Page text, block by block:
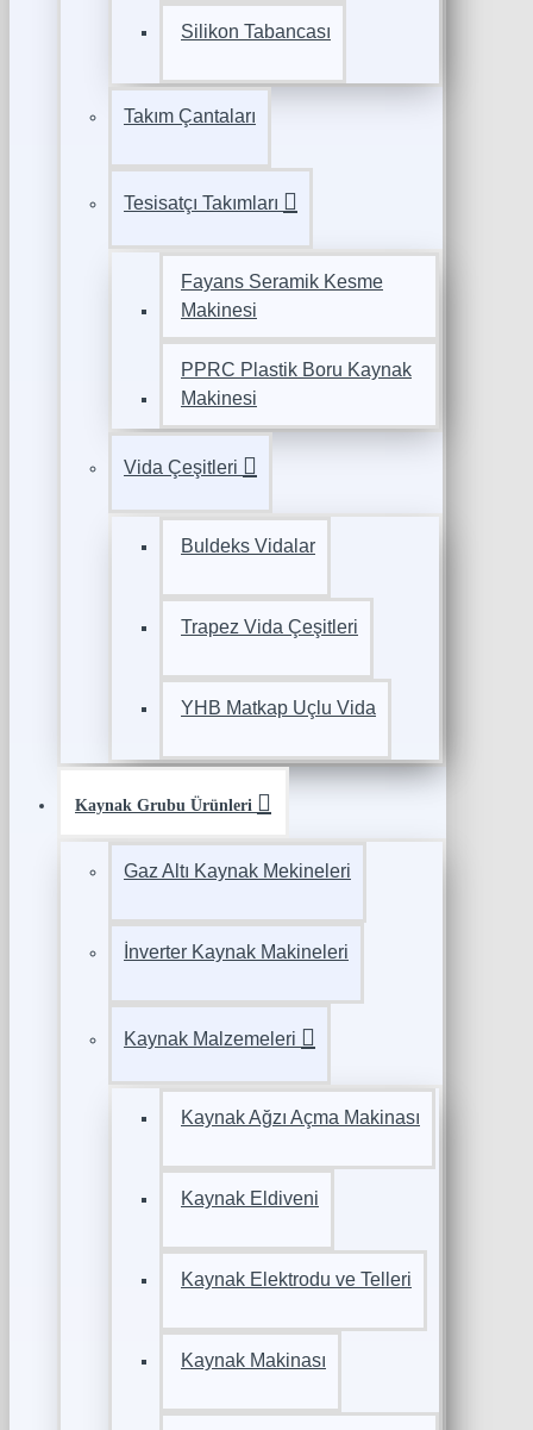
Silikon Tabancası
Takım Çantaları
Tesisatçı Takımları
Fayans Seramik Kesme
Makinesi
PPRC Plastik Boru Kaynak
Makinesi
Vida Çeşitleri
Buldeks Vidalar
Trapez Vida Çeşitleri
YHB Matkap Uçlu Vida
Kaynak Grubu Ürünleri
Gaz Altı Kaynak Mekineleri
İnverter Kaynak Makineleri
Kaynak Malzemeleri
Kaynak Ağzı Açma Makinası
Kaynak Eldiveni
Kaynak Elektrodu ve Telleri
Kaynak Makinası